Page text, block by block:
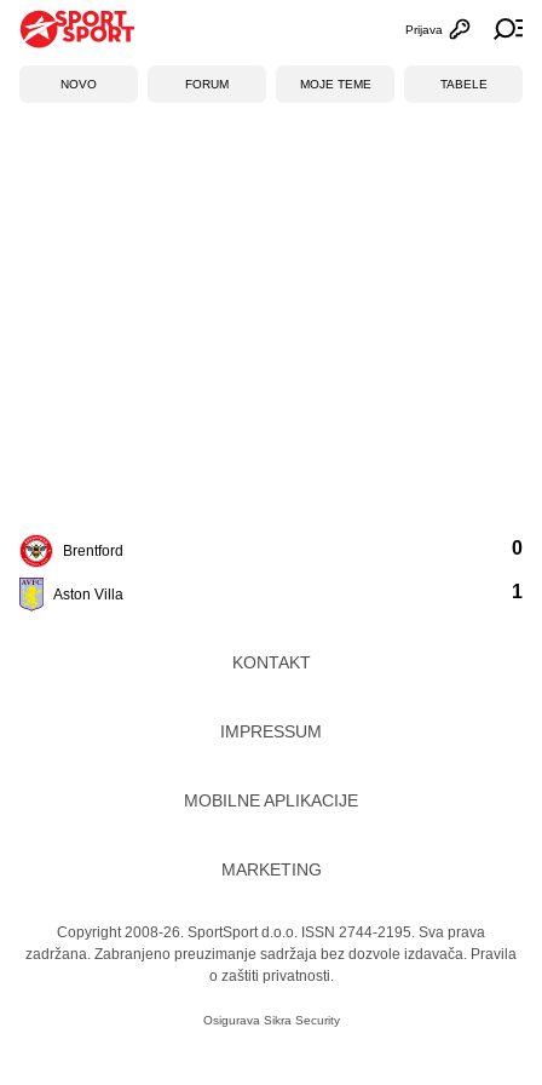
Otvori
Prijava
NOVO FORUM MOJE TEME TABELE
Brentford
Aston Villa
0
1
KONTAKT
IMPRESSUM
MOBILNE APLIKACIJE
MARKETING
Copyright 2008-26. SportSport d.o.o. ISSN 2744-2195. Sva prava
zadržana. Zabranjeno preuzimanje sadržaja bez dozvole izdavača. Pravila
o zaštiti privatnosti.
Osigurava Sikra Security